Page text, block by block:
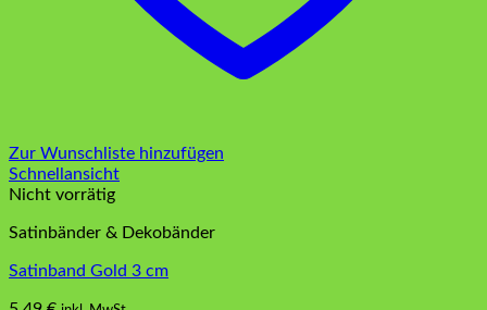
Zur Wunschliste hinzufügen
Schnellansicht
Nicht vorrätig
Satinbänder & Dekobänder
Satinband Gold 3 cm